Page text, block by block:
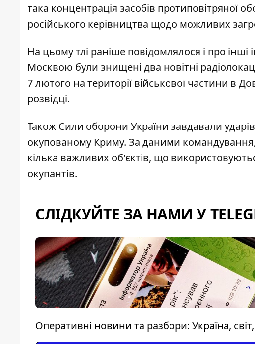
така концентрація засобів протиповітряної
російського керівництва щодо можливих
На цьому тлі раніше повідомлялося і про
Москвою були знищені два новітні
7 лютого на території військової частини в
розвідці.
Також Сили оборони України завдавали
окупованому Криму. За даними
кілька важливих об'єктів, що
окупантів.
СЛІДКУЙТЕ ЗА НАМИ У
Оперативні новини та разбори: Україна,